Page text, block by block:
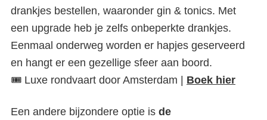
drankjes bestellen, waaronder gin & tonics. Met
een upgrade heb je zelfs onbeperkte drankjes.
Eenmaal onderweg worden er hapjes geserveerd
en hangt er een gezellige sfeer aan boord.
🎟️ Luxe rondvaart door Amsterdam | Boek hier
Een andere bijzondere optie is de